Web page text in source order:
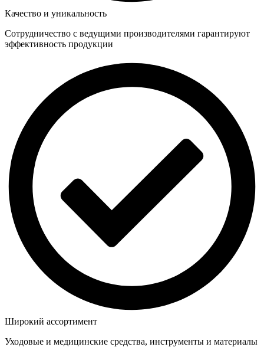
Качество и уникальность
Сотрудничество с ведущими производителями гарантируют
эффективность продукции
Широкий ассортимент
Уходовые и медицинские средства, инструменты и материалы